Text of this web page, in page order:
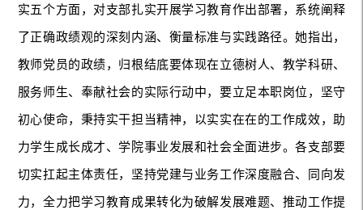
实五个方面，对支部扎实开展学习教育作出部署，系统阐释
了正确政绩观的深刻内涵、衡量标准与实践路径。她指出，
教师党员的政绩，归根结底要体现在立德树人、教学科研、
服务师生、奉献社会的实际行动中，要立足本职岗位，坚守
初心使命，秉持实干担当精神，以实实在在的工作成效，助
力学生成长成才、学院事业发展和社会全面进步。各支部要
切实扛起主体责任，坚持党建与业务工作深度融合、同向发
力，全力把学习教育成果转化为破解发展难题、推动工作提